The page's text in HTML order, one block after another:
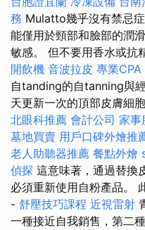
務 Mulatto幾乎沒有禁忌症
能僅用於頸部和臉部的潤
敏感。 但不要用香水或抗
開飲機 音波拉皮 專業
自tanding的自tanning與
天更新一次的頂部皮膚細胞
北眼科推薦 會計公司 家事
墓地買賣 用戶口碑外燴推
老人助聽器推薦 餐點外燴
偵探 這意味著，通過替換
必須重新使用自粉產品。
- 舒壓技巧課程 近視雷射
一種接近自我銷售，第二